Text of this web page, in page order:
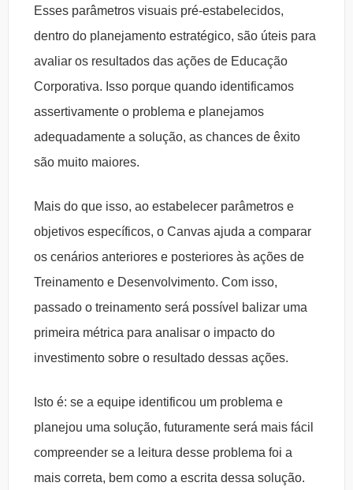
Esses parâmetros visuais pré-estabelecidos,
dentro do planejamento estratégico, são úteis para
avaliar os resultados das ações de Educação
Corporativa. Isso porque quando identificamos
assertivamente o problema e planejamos
adequadamente a solução, as chances de êxito
são muito maiores.
Mais do que isso, ao estabelecer parâmetros e
objetivos específicos, o Canvas ajuda a comparar
os cenários anteriores e posteriores às ações de
Treinamento e Desenvolvimento. Com isso,
passado o treinamento será possível balizar uma
primeira métrica para analisar o impacto do
investimento sobre o resultado dessas ações.
Isto é: se a equipe identificou um problema e
planejou uma solução, futuramente será mais fácil
compreender se a leitura desse problema foi a
mais correta, bem como a escrita dessa solução.